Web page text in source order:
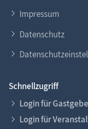
Impressum
Datenschutz
Schnellzugriff
Login für
Login für